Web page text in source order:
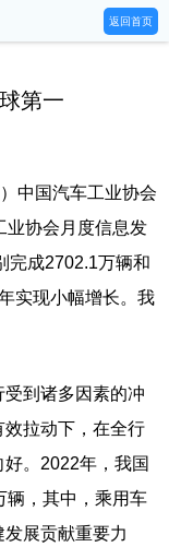
返回首页
第一
中国汽车工业协会
业协会月度信息发
完成2702.1万辆和
实现小幅增长。我
到诸多因素的冲
拉动下，在全行
。2022年，我国
辆，其中，乘用车
展贡献重要力